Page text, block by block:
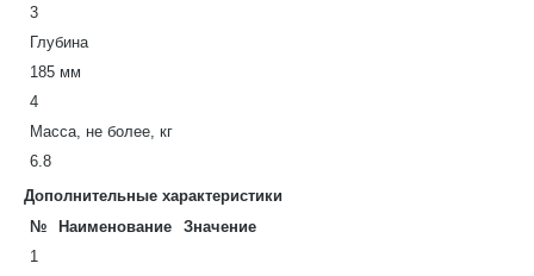
3
Глубина
185 мм
4
Масса, не более, кг
6.8
Дополнительные характеристики
№
Наименование
Значение
1